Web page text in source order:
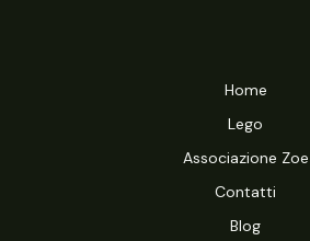
Home
Lego
Associazione Zoe
Contatti
Blog